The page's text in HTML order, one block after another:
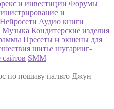
и инвестиции Форумы
и
Нейросети Аудио книги
Музыка Кондитерские изделия
Пресеты и экшены для
шитье шугаринг-
SMM
по пошиву пальто Джун